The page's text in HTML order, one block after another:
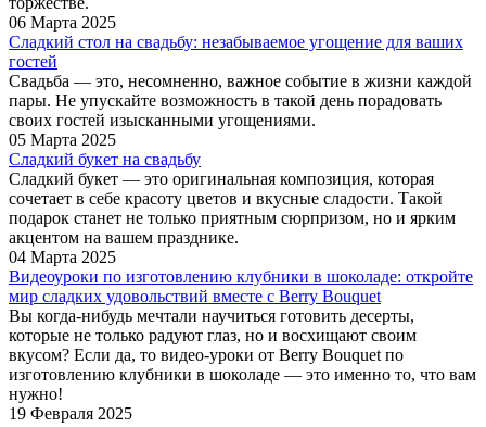
06 Марта 2025
Сладкий стол на свадьбу: незабываемое угощение для ваших
гостей
Свадьба — это, несомненно, важное событие в жизни каждой
пары. Не упускайте возможность в такой день порадовать
своих гостей изысканными угощениями.
05 Марта 2025
Сладкий букет на свадьбу
Сладкий букет — это оригинальная композиция, которая
сочетает в себе красоту цветов и вкусные сладости. Такой
подарок станет не только приятным сюрпризом, но и ярким
акцентом на вашем празднике.
04 Марта 2025
Видеоуроки по изготовлению клубники в шоколаде: откройте
мир сладких удовольствий вместе с Berry Bouquet
Вы когда-нибудь мечтали научиться готовить десерты,
которые не только радуют глаз, но и восхищают своим
вкусом? Если да, то видео-уроки от Berry Bouquet по
изготовлению клубники в шоколаде — это именно то, что вам
нужно!
19 Февраля 2025